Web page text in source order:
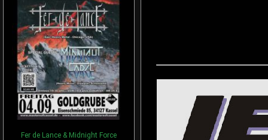
Fer de Lance & Midnight Force